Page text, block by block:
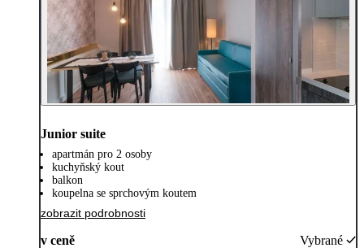
Junior suite
apartmán pro 2 osoby
kuchyňský kout
balkon
koupelna se sprchovým koutem
zobrazit podrobnosti
v ceně Vybrané